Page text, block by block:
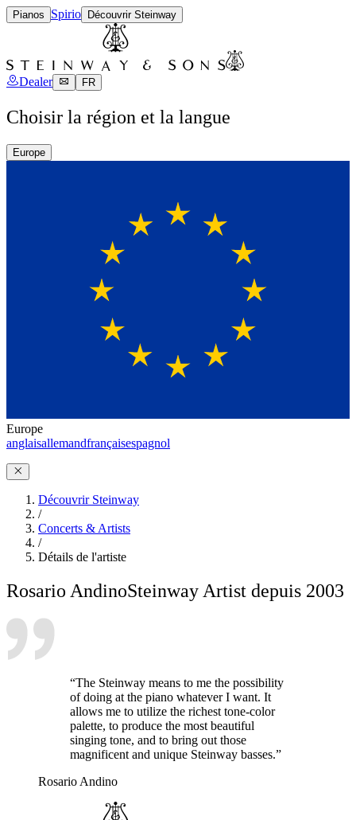
Pianos Spirio Découvrir Steinway
Dealer FR
Choisir la région et la langue
Europe
Europe
anglaisallemandfrançaisespagnol
Découvrir Steinway
/
Concerts & Artists
/
Détails de l'artiste
Rosario AndinoSteinway Artist depuis 2003
“The Steinway means to me the possibility
of doing at the piano whatever I want. It
allows me to utilize the richest tone-color
palette, to produce the most beautiful
singing tone, and to bring out those
magnificent and unique Steinway basses.”
Rosario Andino